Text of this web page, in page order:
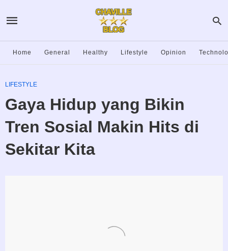
Home General Healthy Lifestyle Opinion
LIFESTYLE
Gaya Hidup yang Bikin
Tren Sosial Makin Hits di
Sekitar Kita